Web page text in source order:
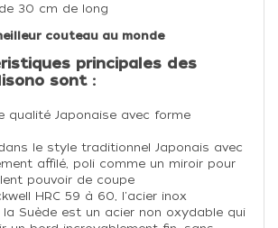
30 cm de long
couteau au monde
principales des
sont :
qualité Japonaise avec forme
le style traditionnel Japonais avec
affilé, poli comme un miroir pour
pouvoir de coupe
HRC 59 à 60, l'acier inox
Suède est un acier non oxydable qui